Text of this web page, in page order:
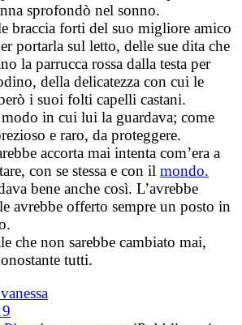
sprofondò nel sonno.
braccia forti del suo migliore amico
portarla sul letto, delle sue dita che
la parrucca rossa dalla testa per
della delicatezza con cui le
i suoi folti capelli castani.
in cui lui la guardava; come
e raro, da proteggere.
accorta mai intenta com’era a
con se stessa e con il mondo.
bene anche così. L’avrebbe
avrebbe offerto sempre un posto in
che non sarebbe cambiato mai,
tutti.